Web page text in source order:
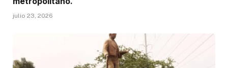
julio 23, 2026